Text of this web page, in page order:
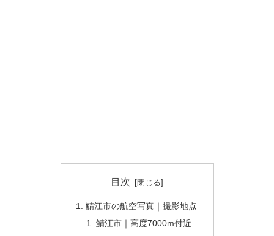
目次
鯖江市の航空写真｜撮影地点
鯖江市｜高度7000m付近